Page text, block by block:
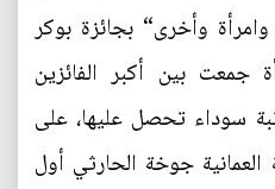
وأخرى“ بجائزة بوكر
جمعت بين أكبر الفائزين
سوداء تحصل عليها، على
جوخة الحارثي أول